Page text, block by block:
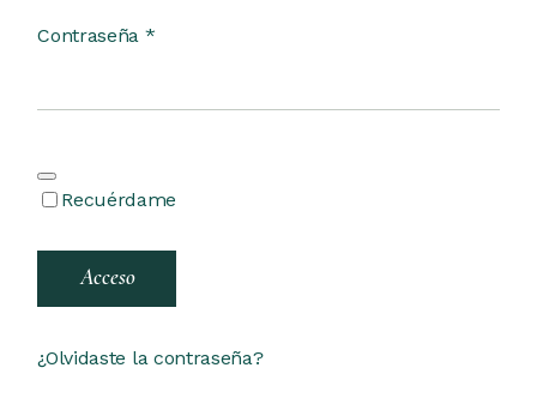
Contraseña *Obligatorio
Recuérdame
Acceso
¿Olvidaste la contraseña?